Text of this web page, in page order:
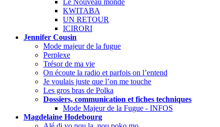
Le Nouveau monde
KWITABA
UN RETOUR
ICIRORI
Jennifer Cousin
Mode majeur de la fugue
Perplexe
Trésor de ma vie
On écoute la radio et parfois on l’entend
Je voulais juste que l’on me touche
Les gros bras de Polka
Dossiers, communication et fiches techniques
Mode Majeur de la Fugue - INFOS
Magdelaine Hodebourg